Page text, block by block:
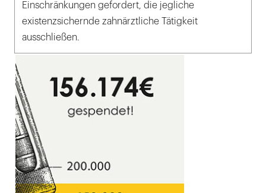
Einschränkungen gefordert, die jegliche
existenzsichernde zahnärztliche Tätigkeit
ausschließen.